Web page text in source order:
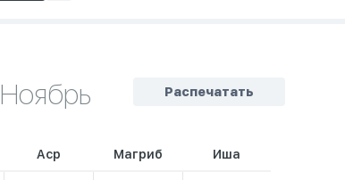
Распечатать
Ноябрь
Аср Магриб Иша